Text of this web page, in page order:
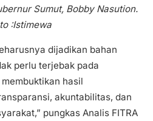
Sumut, Bobby Nasution.
:Istimewa
dijadikan bahan
perlu terjebak pada
hasil
akuntabilitas, dan
pungkas Analis FITRA